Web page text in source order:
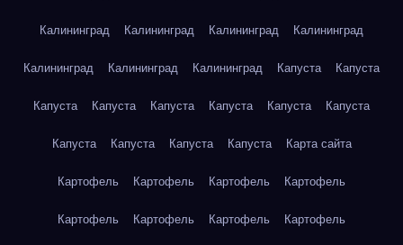
Калининград Калининград Калининград Калининград
Калининград Калининград Калининград Капуста Капуста
Капуста Капуста Капуста Капуста Капуста Капуста
Капуста Капуста Капуста Капуста Карта сайта
Картофель Картофель Картофель Картофель
Картофель Картофель Картофель Картофель